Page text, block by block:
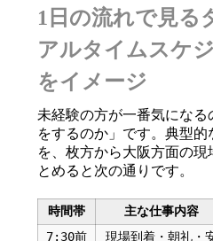
1日の流れで見る
アルタイムスケ
をイメージ
未経験の方が一番気にな
をするのか」です。典型
を、枚方から大阪方面の現
とめると次の通りです。
時間帯 主な仕事内容
7:30前
現場到着・朝礼・